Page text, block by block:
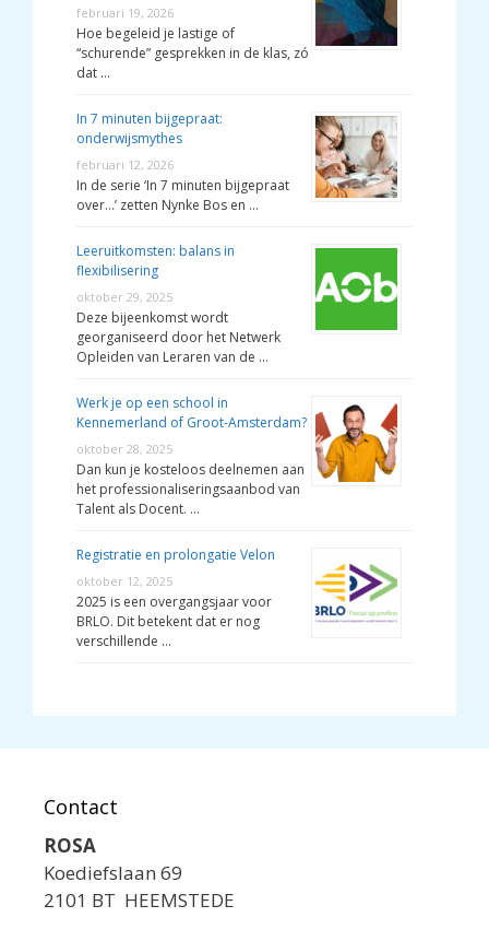
februari 19, 2026
Hoe begeleid je lastige of
“schurende” gesprekken in de klas, zó
dat …
In 7 minuten bijgepraat:
onderwijsmythes
februari 12, 2026
In de serie ‘In 7 minuten bijgepraat
over…’ zetten Nynke Bos en …
Leeruitkomsten: balans in
flexibilisering
oktober 29, 2025
Deze bijeenkomst wordt
georganiseerd door het Netwerk
Opleiden van Leraren van de …
Werk je op een school in
Kennemerland of Groot-Amsterdam?
oktober 28, 2025
Dan kun je kosteloos deelnemen aan
het professionaliseringsaanbod van
Talent als Docent. …
Registratie en prolongatie Velon
oktober 12, 2025
2025 is een overgangsjaar voor
BRLO. Dit betekent dat er nog
verschillende …
Contact
ROSA
Koediefslaan 69
2101 BT HEEMSTEDE